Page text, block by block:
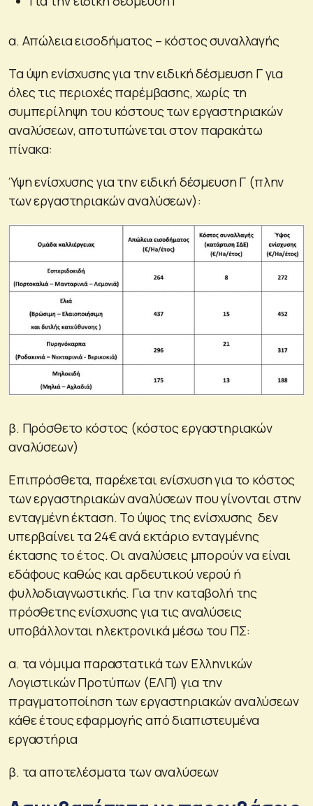
α. Απώλεια εισοδήματος – κόστος συναλλαγής
Τα ύψη ενίσχυσης για την ειδική δέσμευση Γ για
όλες τις περιοχές παρέμβασης, χωρίς τη
συμπερίληψη του κόστους των εργαστηριακών
αναλύσεων, αποτυπώνεται στον παρακάτω
πίνακα:
Ύψη ενίσχυσης για την ειδική δέσμευση Γ (πλην
των εργαστηριακών αναλύσεων):
β. Πρόσθετο κόστος (κόστος εργαστηριακών
αναλύσεων)
Επιπρόσθετα, παρέχεται ενίσχυση για το κόστος
των εργαστηριακών αναλύσεων που γίνονται στην
ενταγμένη έκταση. Το ύψος της ενίσχυσης δεν
υπερβαίνει τα 24€ ανά εκτάριο ενταγμένης
έκτασης το έτος. Οι αναλύσεις μπορούν να είναι
εδάφους καθώς και αρδευτικού νερού ή
φυλλοδιαγνωστικής. Για την καταβολή της
πρόσθετης ενίσχυσης για τις αναλύσεις
υποβάλλονται ηλεκτρονικά μέσω του ΠΣ:
α. τα νόμιμα παραστατικά των Ελληνικών
Λογιστικών Προτύπων (ΕΛΠ) για την
πραγματοποίηση των εργαστηριακών αναλύσεων
κάθε έτους εφαρμογής από διαπιστευμένα
εργαστήρια
β. τα αποτελέσματα των αναλύσεων